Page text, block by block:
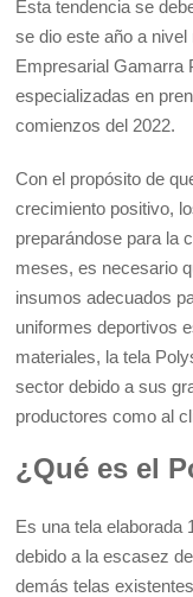
Esta tendencia se
se dio este año a
Empresarial Gamarra
especializadas en
comienzos del 2022.
Con el propósito de
crecimiento positivo,
preparándose para la
meses, es necesario
insumos adecuados
uniformes deportivos
materiales, la tela
sector debido a sus
productores como al
¿Qué es el
Es una tela elaborada
debido a la escasez
demás telas